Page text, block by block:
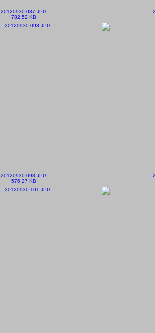
20120930-087.JPG
782.52 KB
20120930-098.JPG
576.27 KB